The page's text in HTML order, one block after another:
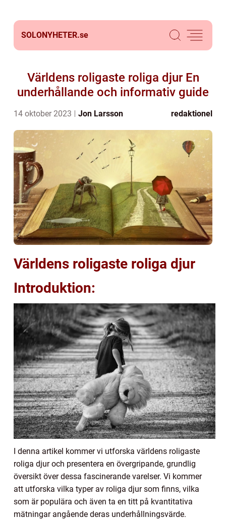
SOLONYHETER.se
Världens roligaste roliga djur En
underhållande och informativ guide
14 oktober 2023 Jon Larsson redaktionel
Världens roligaste roliga djur
Introduktion:
I denna artikel kommer vi utforska världens roligaste
roliga djur och presentera en övergripande, grundlig
översikt över dessa fascinerande varelser. Vi kommer
att utforska vilka typer av roliga djur som finns, vilka
som är populära och även ta en titt på kvantitativa
mätningar angående deras underhållningsvärde.